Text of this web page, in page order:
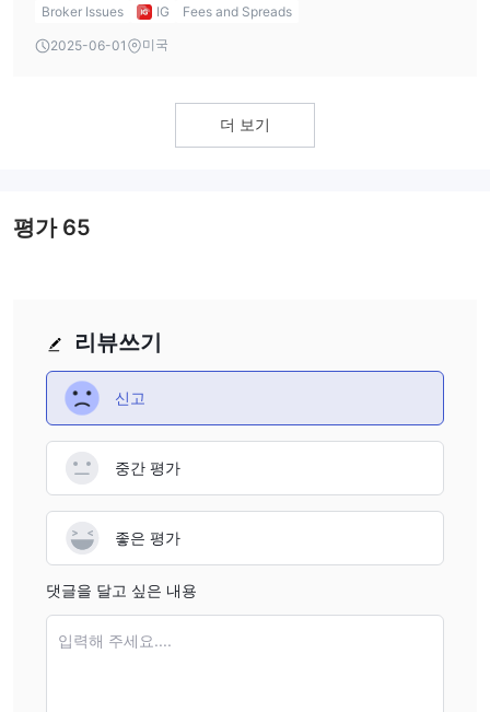
항상 계정 ID를 참조로 포함하십시오.
그러나 Visa 입금에는 1%의 수수료가 부과되고 Mastercard 입금에
유감스럽게도 자금 인출에 대한 자세한 정보가 없어 일부 고객에게
수 있습니다. 또한, Wise(이전 TransferWise)를 통해 이체할 수 있지
만, IG Markets는 Wise와 관련이 없으므로 관련 수수료를 확인해야
IG은 잘 알려진 규제된 거래 플랫폼으로 다양한 금융 상품, 직관적인
웹 플랫폼 및 MetaTrader 4 및 L2 Dealer에 대한 액세스를 제공합니
다. 데모 계정은 풍부한 가상 자금을 제공하지만, 실제 계정에 대한
자주 묻는 질문 (FAQ)
IG에서 계정을 개설하기 위해 필요한 최소 입금은 얼마인가
최소 입금 요건은 없습니다.
IG에서 허용되는 입금 방법은 무엇인가요?
transparency and security. As an IG account holder, this
legitimacy and safety of my trades. However, I also keep
in mind that, no matter how regulated a broker is, risk is
for reducing my overall expenses. The narrower the
is especially important for frequent traders like myself.
However, I do keep in mind that spreads can widen during
consistently tight spreads, which helps me execute my
Broker Issues IG Fees and Spreads
2025-06-01 미국
더 보기
리뷰쓰기
신고
중간 평가
좋은 평가
댓글을 달고 싶은 내용
입력해 주세요....
평가65